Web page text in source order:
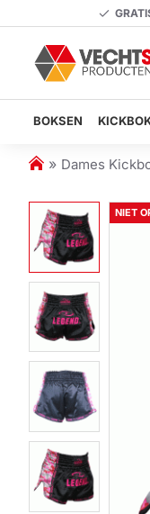
BOKSEN
h
m
e
Dames
NIET